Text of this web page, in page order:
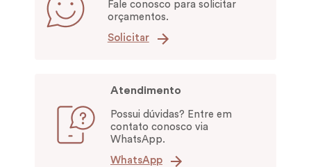
Fale conosco para solicitar
orçamentos.
Solicitar
Atendimento
Possui dúvidas? Entre em
contato conosco via
WhatsApp.
WhatsApp